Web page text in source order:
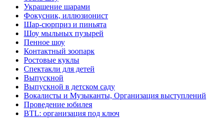
Украшение шарами
Фокусник, иллюзионист
Шар-сюрприз и пиньята
Шоу мыльных пузырей
Пенное шоу
Контактный зоопарк
Ростовые куклы
Спектакли для детей
Выпускной
Выпускной в детском саду
Вокалисты и Музыканты, Организация выступлений
Проведение юбилея
BTL: организация под ключ